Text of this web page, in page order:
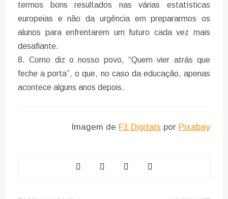
termos bons resultados nas várias estatísticas
europeias e não da urgência em prepararmos os
alunos para enfrentarem um futuro cada vez mais
desafiante.
8. Como diz o nosso povo, “Quem vier atrás que
feche a porta”, o que, no caso da educação, apenas
acontece alguns anos depois.
Imagem de F1 Digitals por Pixabay